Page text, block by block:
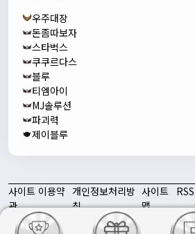
우주대장
돈좀따보자
스타벅스
쿠쿠르다스
블루
티엠아이
MJ솔루션
파괴력
제이블루
사이트 이용약
관
개인정보처리방
침
사이트
맵
RSS
토친놈 | 스포츠 중계 · 스포츠 분석 대표